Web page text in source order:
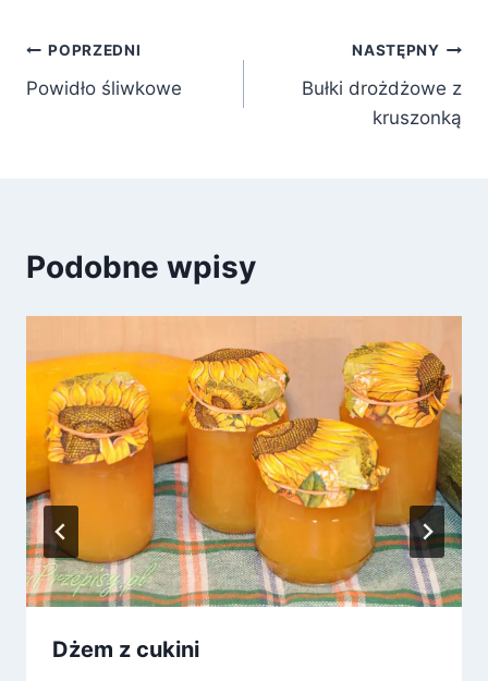
Nawigacja
wpisu
POPRZEDNI
Powidło śliwkowe
NASTĘPNY
Bułki drożdżowe z
kruszonką
Podobne wpisy
Dżem z cukini